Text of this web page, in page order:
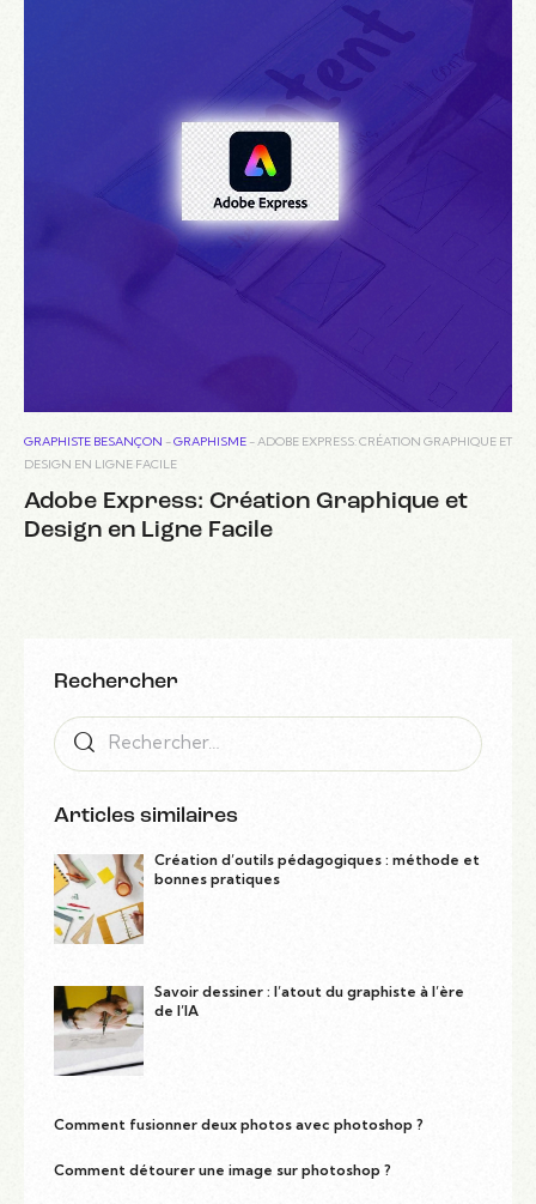
GRAPHISTE BESANÇON -GRAPHISME - ADOBE EXPRESS: CRÉATION GRAPHIQUE ET
DESIGN EN LIGNE FACILE
Adobe Express: Création Graphique et
Design en Ligne Facile
Rechercher
Articles similaires
Création d’outils pédagogiques : méthode et
bonnes pratiques
Savoir dessiner : l’atout du graphiste à l’ère
de l’IA
Comment fusionner deux photos avec photoshop ?
Comment détourer une image sur photoshop ?